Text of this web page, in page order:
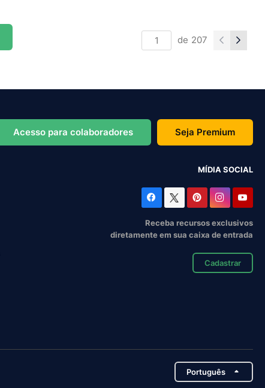
de 207
Acesso para colaboradores Seja Premium
MÍDIA SOCIAL
Receba recursos exclusivos
diretamente em sua caixa de entrada
Cadastrar
Português